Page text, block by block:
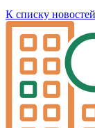
К списку новостей